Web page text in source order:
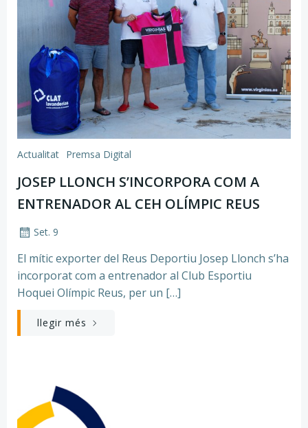
Actualitat Premsa Digital
JOSEP LLONCH S’INCORPORA COM A
ENTRENADOR AL CEH OLÍMPIC REUS
Set. 9
El mític exporter del Reus Deportiu Josep Llonch s’ha
incorporat com a entrenador al Club Esportiu
Hoquei Olímpic Reus, per un […]
llegir més